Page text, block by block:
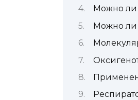
Можно
Можно ли